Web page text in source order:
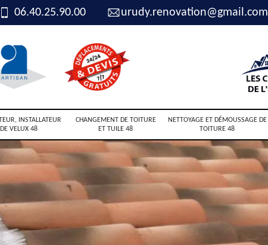
06.40.25.90.00 urudy.renovation@gmail.com
INSTALLATEUR
DE VELUX 48
CHANGEMENT DE TOITURE
ET TUILE 48
NETTOYAGE ET DÉMOUSSAGE DE
TOITURE 48